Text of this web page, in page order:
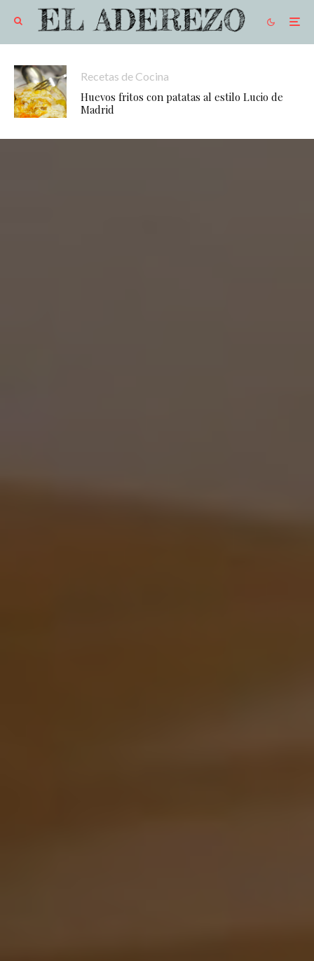
Recetas de Cocina
Huevos fritos con patatas al estilo Lucio de
Madrid